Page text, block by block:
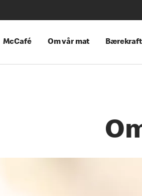
McCafé Om vår mat Bærekraft